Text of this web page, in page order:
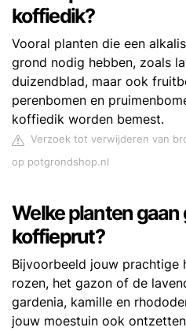
koffiedik?
Vooral planten die een
grond nodig hebben, zoals
duizendblad, maar ook
perenbomen en
koffiedik worden bemest.
Verzoek tot verwijderen van
op potgrondshop.nl
Welke planten gaan
koffieprut?
Bijvoorbeeld jouw prachtige
rozen, het gazon of de
gardenia, kamille en
jouw moestuin ook